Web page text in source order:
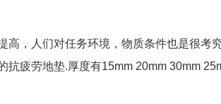
高，人们对任务环境，物质条件也是很考
抗疲劳地垫.厚度有15mm 20mm 30mm